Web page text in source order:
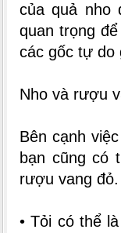
của quả nho
quan trọng
các gốc tự do
Nho và rượu
Bên cạnh
bạn cũng có
rượu vang đỏ.
• Tỏi có thể